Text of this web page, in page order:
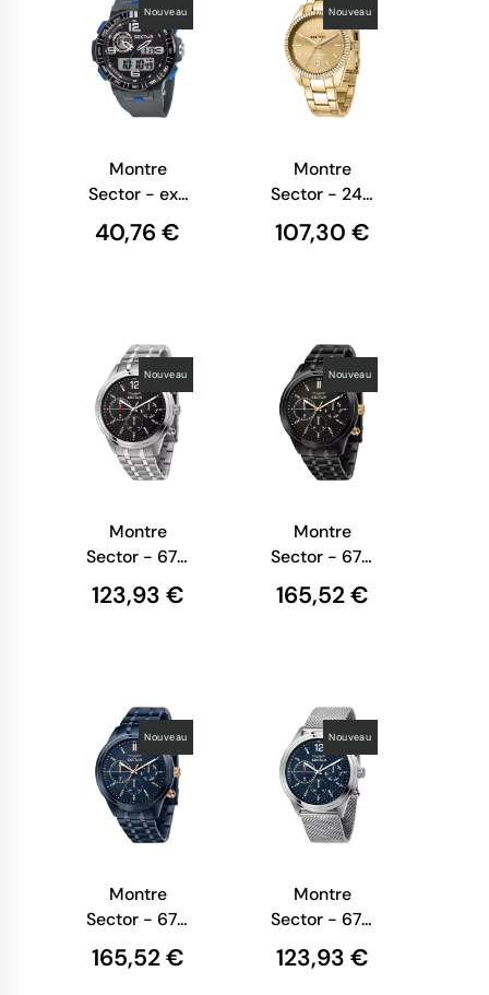
Nouveau
Montre
Sector - ex-
28 - Digitale
- Gris -
40,76 €
Nouveau
Montre
Sector - 240
-
Multifonction
107,30 €
Nouveau
Montre
Sector - 670
-
Multifonction
123,93 €
Nouveau
Montre
Sector - 670
-
Multifonction
165,52 €
Nouveau
Montre
Sector - 670
-
Multifonction
165,52 €
Nouveau
Montre
Sector - 670
-
Multifonction
123,93 €